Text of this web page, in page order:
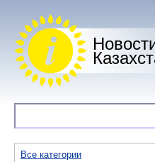
Все категории